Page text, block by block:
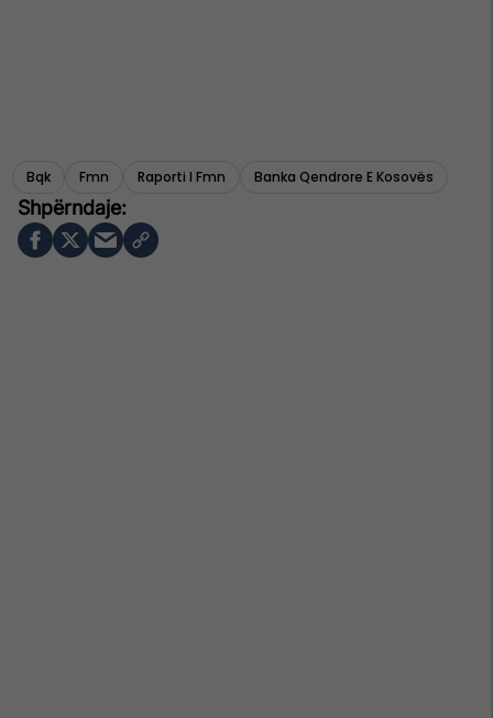
Bqk Fmn Raporti I Fmn Banka Qendrore E Kosovës